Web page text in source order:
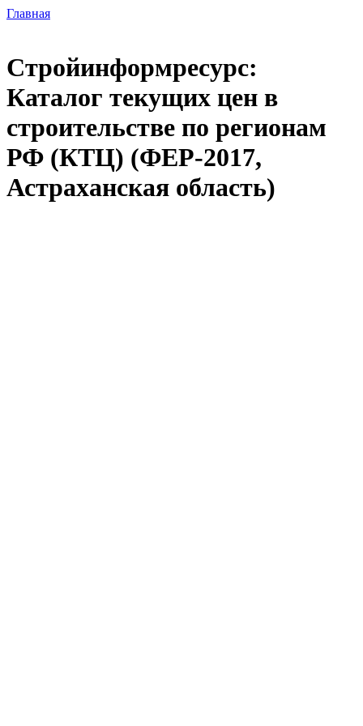
Главная
Стройинформресурс:
Каталог текущих цен в
строительстве по регионам
РФ (КТЦ) (ФЕР-2017,
Астраханская область)